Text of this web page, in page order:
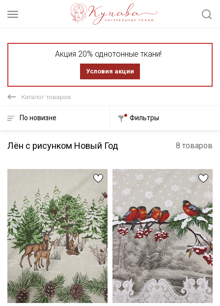
Акция 20% однотонные ткани!
Условия акции
Каталог товаров
По новизне Фильтры
Лён с рисунком Новый Год 8 товаров